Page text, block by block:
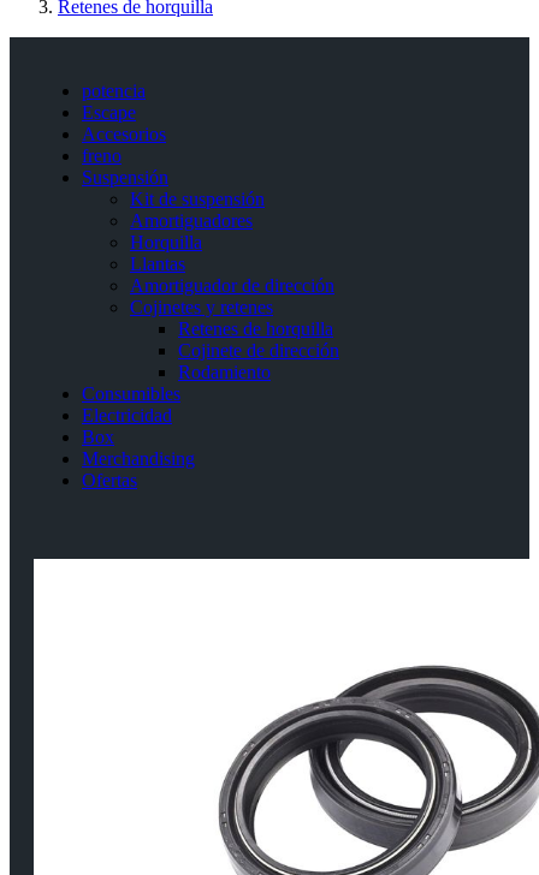
Retenes de horquilla
potencia
Escape
Accesorios
freno
Suspensión
Kit de suspensión
Amortiguadores
Horquilla
Llantas
Amortiguador de dirección
Cojinetes y retenes
Retenes de horquilla
Cojinete de dirección
Rodamiento
Consumibles
Electricidad
Box
Merchandising
Ofertas